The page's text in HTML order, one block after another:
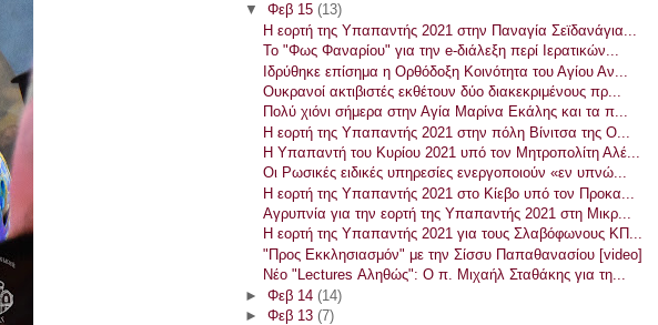
▼ Φεβ 15 (13)
Η εορτή της Υπαπαντής 2021 στην Παναγία Σεϊδανάγια...
Το "Φως Φαναρίου" για την e-διάλεξη περί Ιερατικών...
Ιδρύθηκε επίσημα η Ορθόδοξη Κοινότητα του Αγίου Αν...
Ουκρανοί ακτιβιστές εκθέτουν δύο διακεκριμένους πρ...
Πολύ χιόνι σήμερα στην Αγία Μαρίνα Εκάλης και τα π...
Η εορτή της Υπαπαντής 2021 στην πόλη Βίνιτσα της Ο...
Η Υπαπαντή του Κυρίου 2021 υπό τον Μητροπολίτη Αλέ...
Οι Ρωσικές ειδικές υπηρεσίες ενεργοποιούν «εν υπνώ...
Η εορτή της Υπαπαντής 2021 στο Κίεβο υπό τον Προκα...
Αγρυπνία για την εορτή της Υπαπαντής 2021 στη Μικρ...
Η εορτή της Υπαπαντής 2021 για τους Σλαβόφωνους ΚΠ...
"Προς Εκκλησιασμόν" με την Σίσσυ Παπαθανασίου [video]
Νέο "Lectures Αληθώς": Ο π. Μιχαήλ Σταθάκης για τη...
► Φεβ 14 (14)
► Φεβ 13 (7)